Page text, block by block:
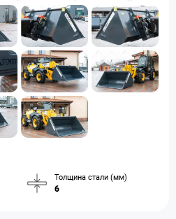
Толщина стали (мм)
6